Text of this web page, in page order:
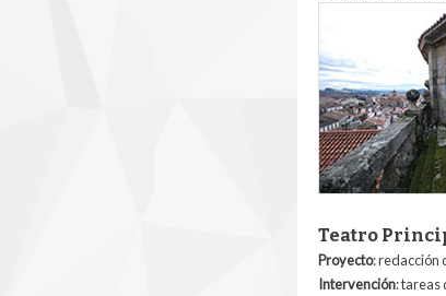
Teatro
Proyecto: redacción
Intervención:tareas